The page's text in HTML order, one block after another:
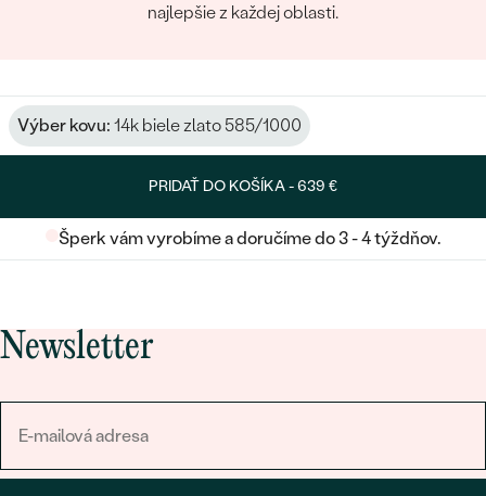
najlepšie z každej oblasti.
Výber kovu: 14k biele zlato 585/1000
PRIDAŤ DO KOŠÍKA -639 €
Šperk vám vyrobíme a doručíme do 3 - 4 týždňov.
Newsletter